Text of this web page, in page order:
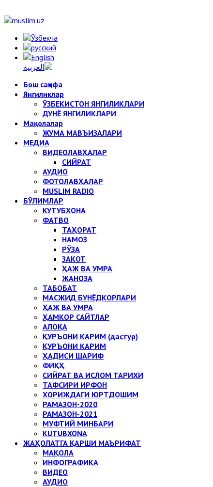
Бош саҳифа
Янгиликлар
ЎЗБЕКИСТОН ЯНГИЛИКЛАРИ
ДУНЁ ЯНГИЛИКЛАРИ
Мақолалар
ЖУМА МАВЪИЗАЛАРИ
МЕДИА
ВИДЕОЛАВҲАЛАР
СИЙРАТ
АУДИО
ФОТОЛАВҲАЛАР
MUSLIM RADIO
БЎЛИМЛАР
КУТУБХОНА
ФАТВО
ТАҲОРАТ
НАМОЗ
РЎЗА
ЗАКОТ
ҲАЖ ВА УМРА
ЖАНОЗА
ТАБОБАТ
МАСЖИД БУНЁДКОРЛАРИ
ҲАЖ ВА УМРА
ҲАМКОР САЙТЛАР
АЛОҚА
ҚУРЪОНИ КАРИМ (дастур)
ҚУРЪОНИ КАРИМ
ҲАДИСИ ШАРИФ
ФИҚҲ
СИЙРАТ ВА ИСЛОМ ТАРИХИ
ТАФСИРИ ИРФОН
ХОРИЖДАГИ ЮРТДОШИМ
РАМАЗОН-2020
РАМАЗОН-2021
МУФТИЙ МИНБАРИ
KUTUBXONA
ЖАҲОЛАТГА ҚАРШИ МАЪРИФАТ
МАҚОЛА
ИНФОГРАФИКА
ВИДЕО
АУДИО